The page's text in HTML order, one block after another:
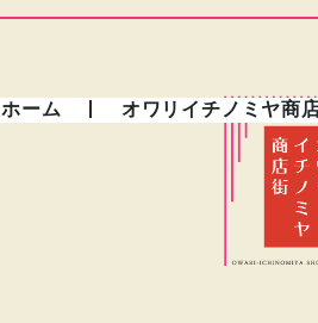
ホーム オワリイチノミヤ商